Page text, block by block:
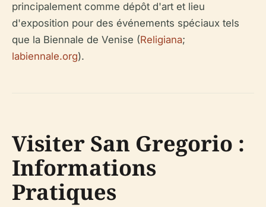
principalement comme dépôt d'art et lieu
d'exposition pour des événements spéciaux tels
que la Biennale de Venise (Religiana;
labiennale.org).
Visiter San Gregorio :
Informations
Pratiques